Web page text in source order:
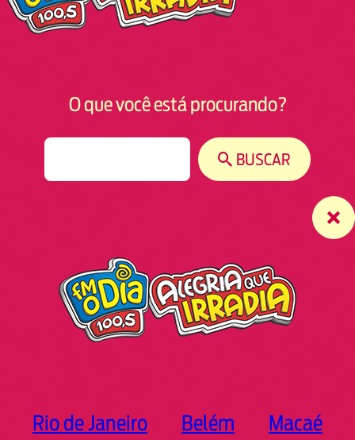
O que você está procurando?
BUSCAR
Rio de Janeiro Belém
Macaé